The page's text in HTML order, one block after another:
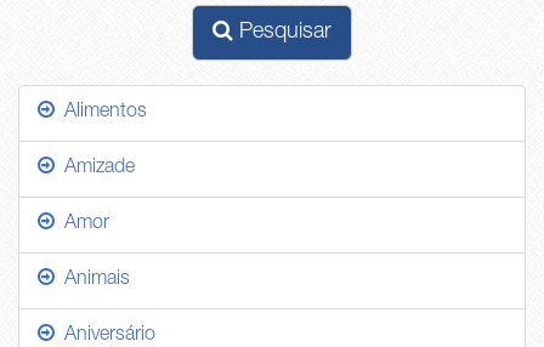
Pesquisar
Alimentos
Amizade
Amor
Animais
Aniversário